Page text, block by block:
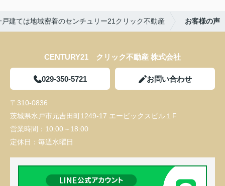
建ては地域密着のセンチュリー21クリック不動産 お客様の声
CENTURY21 クリック不動産 株式会社
029-350-5721 お問い合わせ
〒310-0836
茨城県水戸市元吉田町1249-17 エービックスビル１F
営業時間： 10:00～18:00
定休日： 毎週水曜日